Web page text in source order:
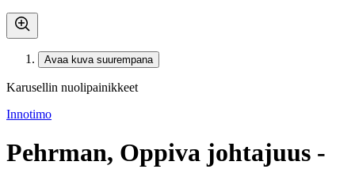
Avaa kuva suurempana
Karusellin nuolipainikkeet
Innotimo
Pehrman, Oppiva johtajuus -